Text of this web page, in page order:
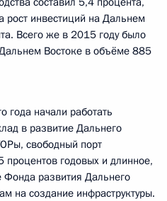
рост инвестиций на Дальнем
Всего же в 2015 году было
Востоке в объёме 885
года начали работать
в развитие Дальнего
свободный порт
процентов годовых и длинное,
Фонда развития Дальнего
на создание инфраструктуры.